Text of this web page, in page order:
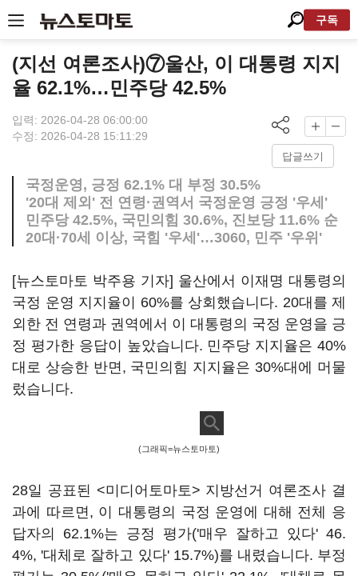
구독
(지선 여론조사)⑦울산, 이 대통령 지지
율 62.1%…민주당 42.5%
입력: 2026-04-28 06:00:00
수정: 2026-04-28 15:11:29
답글쓰기
국정운영, 긍정 62.1% 대 부정 30.5%
'20대 제외' 전 연령·권역서 국정운영 긍정 '우세'
민주당 42.5%, 국민의힘 30.6%, 진보당 11.6% 순
20대·70세 이상, 국힘 '우세'…3060, 민주 '우위'
[뉴스토마토 박주용 기자] 울산에서 이재명 대통령의
국정 운영 지지율이 60%를 상회했습니다. 20대를 제
외한 전 연령과 권역에서 이 대통령의 국정 운영을 긍
정 평가한 응답이 높았습니다. 민주당 지지율은 40%
대로 상승한 반면, 국민의힘 지지율은 30%대에 머물
렀습니다.
(그래픽=뉴스토마토)
28일 공표된 <미디어토마토> 지방선거 여론조사 결
과에 따르면, 이 대통령의 국정 운영에 대해 전체 응
답자의 62.1%는 긍정 평가('매우 잘하고 있다' 46.
4%, '대체로 잘하고 있다' 15.7%)를 내렸습니다. 부정